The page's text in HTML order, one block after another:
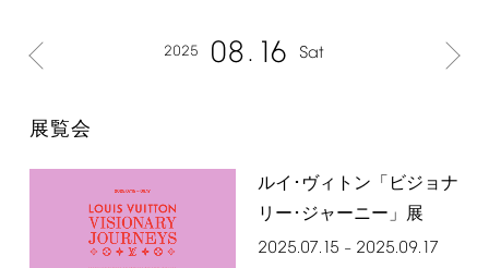
2025 08 16 Sat
展覧会
ルイ･ヴィトン「ビジョナ
リー･ジャーニー」展
2025.07.15 – 2025.09.17